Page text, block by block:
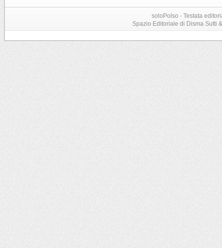
soloPolso - Testata
Spazio Editoriale di Disma Sutti